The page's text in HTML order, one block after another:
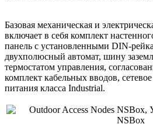
Базовая механическая и
включает в себя комплект
панель с установленными DIN-
двухполюсный автомат, шину
термостатом управления,
комплект кабельных вводов,
питания класса Industrial.